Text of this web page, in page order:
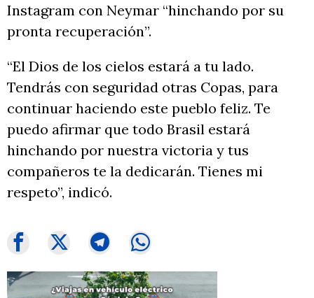
Instagram con Neymar “hinchando por su
pronta recuperación”.
“El Dios de los cielos estará a tu lado.
Tendrás con seguridad otras Copas, para
continuar haciendo este pueblo feliz. Te
puedo afirmar que todo Brasil estará
hinchando por nuestra victoria y tus
compañeros te la dedicarán. Tienes mi
respeto”, indicó.